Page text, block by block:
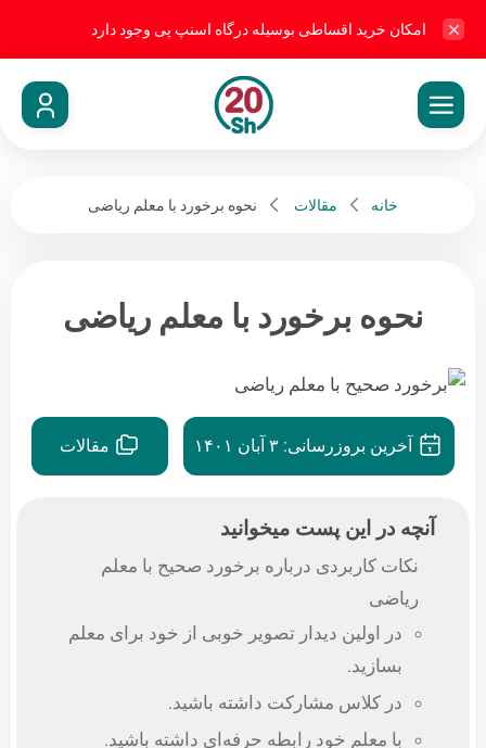
امکان خرید اقساطی بوسیله درگاه اسنپ پی وجود دارد
خانه مقالات نحوه برخورد با معلم ریاضی
نحوه برخورد با معلم ریاضی
آخرین بروزرسانی:۳ آبان ۱۴۰۱ مقالات
آنچه در این پست میخوانید
نکات کاربردی درباره برخورد صحیح با معلم
ریاضی
در اولین دیدار تصویر خوبی از خود برای معلم
بسازید.
در کلاس مشارکت داشته باشید.
با معلم خود رابطه حرفه‌ای داشته باشید.